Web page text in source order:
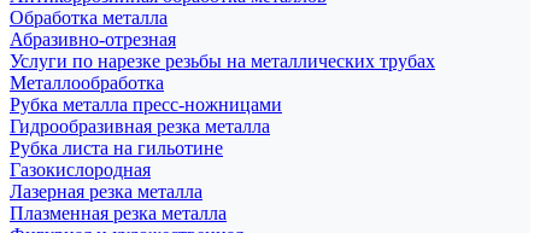
Обработка металла
Абразивно-отрезная
Услуги по нарезке резьбы на металлических трубах
Металлообработка
Рубка металла пресс-ножницами
Гидрообразивная резка металла
Рубка листа на гильотине
Газокислородная
Лазерная резка металла
Плазменная резка металла